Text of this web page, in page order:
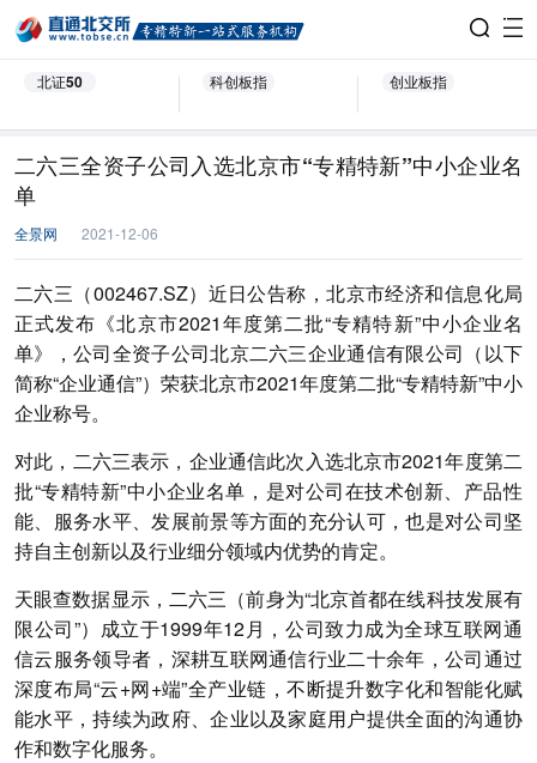
北证50 科创板指 创业板指
二六三全资子公司入选北京市“专精特新”中小企业名
单
全景网 2021-12-06
二六三（002467.SZ）近日公告称，北京市经济和信息化局
正式发布《北京市2021年度第二批“专精特新”中小企业名
单》，公司全资子公司北京二六三企业通信有限公司（以下
简称“企业通信”）荣获北京市2021年度第二批“专精特新”中小
企业称号。
对此，二六三表示，企业通信此次入选北京市2021年度第二
批“专精特新”中小企业名单，是对公司在技术创新、产品性
能、服务水平、发展前景等方面的充分认可，也是对公司坚
持自主创新以及行业细分领域内优势的肯定。
天眼查数据显示，二六三（前身为“北京首都在线科技发展有
限公司”）成立于1999年12月，公司致力成为全球互联网通
信云服务领导者，深耕互联网通信行业二十余年，公司通过
深度布局“云+网+端”全产业链，不断提升数字化和智能化赋
能水平，持续为政府、企业以及家庭用户提供全面的沟通协
作和数字化服务。